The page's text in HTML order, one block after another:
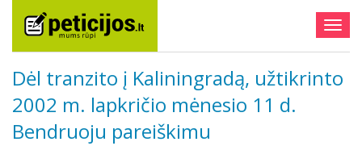
Dėl tranzito į Kaliningradą, užtikrinto
2002 m. lapkričio mėnesio 11 d.
Bendruoju pareiškimu